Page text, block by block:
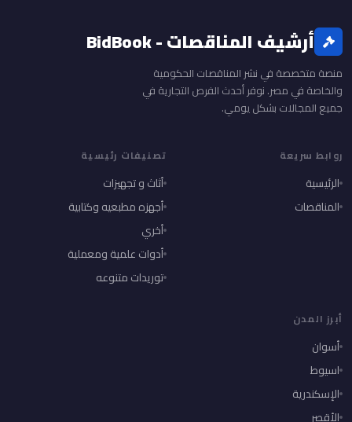
أرشيف المناقصات - BidBook
منصة متخصصة في نشر المناقصات الحكومية
والخاصة في مصر. نوفر أحدث الفرص التجارية في
جميع المجالات بشكل يومي.
روابط سريعة
الرئيسية
المناقصات
تصنيفات رئيسية
أثاث و تجهيزات
أجهزه مطبعيه وكتابية
أخري
أدوات علمية ومعملية
توريدات متنوعه
أبرز المدن
أسوان
اسيوط
الإسكندرية
الأقصر